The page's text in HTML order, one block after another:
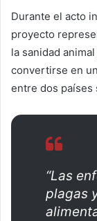
Durante el acto
proyecto
la sanidad
convertirse en
entre dos países
“Las
plagas